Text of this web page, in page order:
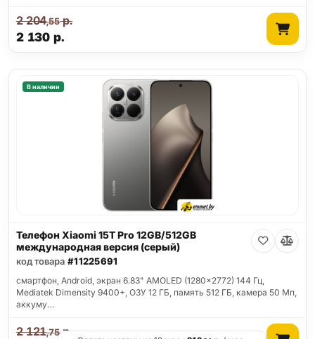
2 130 р.
2 204,55р.
В наличии
Телефон Xiaomi 15T Pro 12GB/512GB
международная версия (серый)
код товара #11225691
смартфон, Android, экран 6.83" AMOLED (1280x2772) 144 Гц,
Mediatek Dimensity 9400+, ОЗУ 12 ГБ, память 512 ГБ, камера 50 Мп,
аккуму…
2 121,75р.